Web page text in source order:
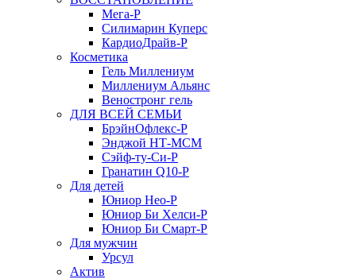
Мега-Р
Силимарин Куперс
КардиоДрайв-Р
Косметика
Гель Миллениум
Миллениум Альянс
Веностронг гель
ДЛЯ ВСЕЙ СЕМЬИ
БрэйнОфлекс-Р
Энджой НТ-МСМ
Сэйф-ту-Си-Р
Гранатин Q10-Р
Для детей
Юниор Нео-Р
Юниор Би Хелси-Р
Юниор Би Смарт-Р
Для мужчин
Урсул
Актив